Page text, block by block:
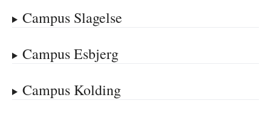
Campus Slagelse
Campus Esbjerg
Campus Kolding